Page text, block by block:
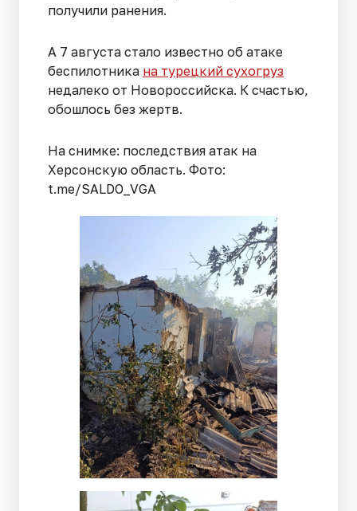
получили ранения.
А 7 августа стало известно об атаке
беспилотника на турецкий сухогруз
недалеко от Новороссийска. К счастью,
обошлось без жертв.
На снимке: последствия атак на
Херсонскую область. Фото:
t.me/SALDO_VGA